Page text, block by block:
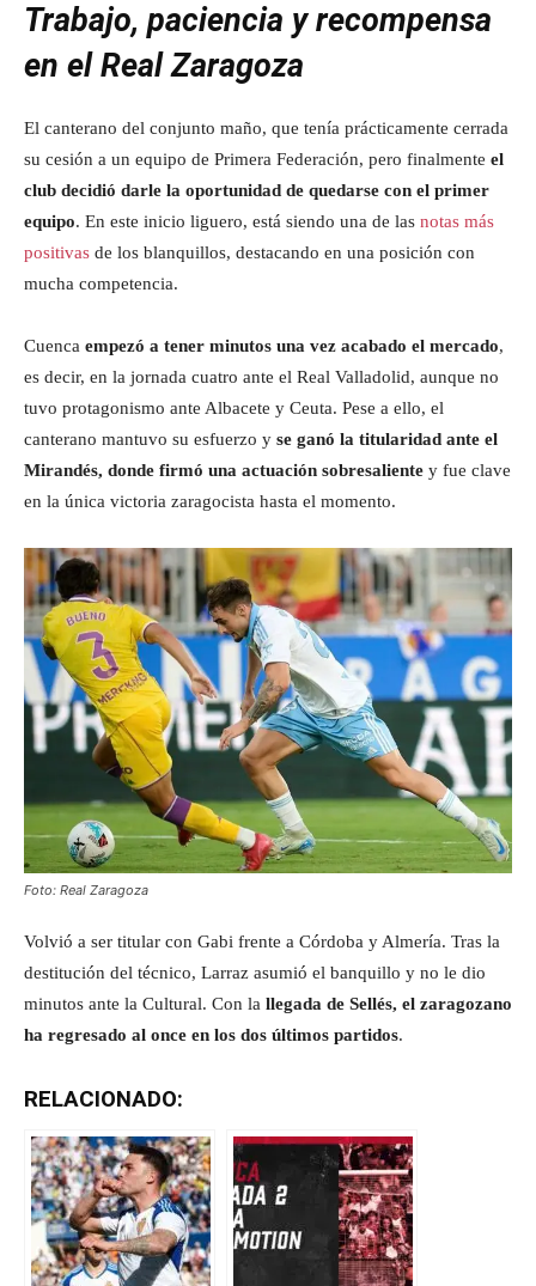
Trabajo, paciencia y recompensa
en el Real Zaragoza
El canterano del conjunto maño, que tenía prácticamente cerrada
su cesión a un equipo de Primera Federación, pero finalmente el
club decidió darle la oportunidad de quedarse con el primer
equipo. En este inicio liguero, está siendo una de las notas más
positivas de los blanquillos, destacando en una posición con
mucha competencia.
Cuenca empezó a tener minutos una vez acabado el mercado,
es decir, en la jornada cuatro ante el Real Valladolid, aunque no
tuvo protagonismo ante Albacete y Ceuta. Pese a ello, el
canterano mantuvo su esfuerzo y se ganó la titularidad ante el
Mirandés, donde firmó una actuación sobresaliente y fue clave
en la única victoria zaragocista hasta el momento.
Foto: Real Zaragoza
Volvió a ser titular con Gabi frente a Córdoba y Almería. Tras la
destitución del técnico, Larraz asumió el banquillo y no le dio
minutos ante la Cultural. Con la llegada de Sellés, el zaragozano
ha regresado al once en los dos últimos partidos.
RELACIONADO: